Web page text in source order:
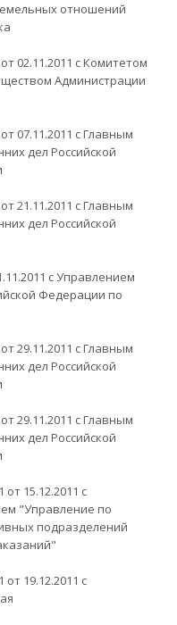
отношений
02.11.2011 с Комитетом
Администрации
07.11.2011 с Главным
дел Российской
21.11.2011 с Главным
дел Российской
с Управлением
Федерации по
29.11.2011 с Главным
дел Российской
29.11.2011 с Главным
дел Российской
от 15.12.2011 с
"Управление по
подразделений
от 19.12.2011 с